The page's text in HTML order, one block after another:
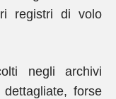
registri di volo
negli archivi
forse